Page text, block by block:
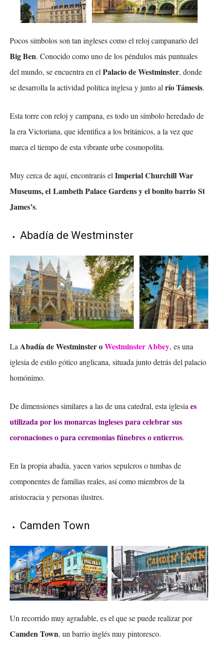
Pocos símbolos son tan ingleses como el reloj campanario del
Big Ben. Conocido como uno de los péndulos más puntuales
del mundo, se encuentra en el Palacio de Westminster, donde
se desarrolla la actividad política inglesa y junto al río Támesis.
Esta torre con reloj y campana, es todo un símbolo heredado de
la era Victoriana, que identifica a los británicos, a la vez que
marca el tiempo de esta vibrante urbe cosmopolita.
Muy cerca de aquí, encontrarás el Imperial Churchill War
Museums, el Lambeth Palace Gardens y el bonito barrio St
James’s.
Abadía de Westminster
La Abadía de Westminster oWestminster Abbey, es una
iglesia de estilo gótico anglicana, situada junto detrás del palacio
homónimo.
De dimensiones similares a las de una catedral, esta iglesia es
utilizada por los monarcas ingleses para celebrar sus
coronaciones o para ceremonias fúnebres o entierros.
En la propia abadía, yacen varios sepulcros o tumbas de
componentes de familias reales, así como miembros de la
aristocracia y personas ilustres.
Camden Town
Un recorrido muy agradable, es el que se puede realizar por
Camden Town, un barrio inglés muy pintoresco.